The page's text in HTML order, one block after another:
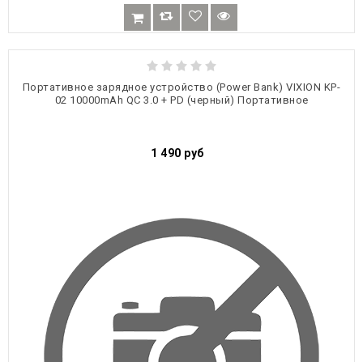
Портативное зарядное устройство (Power Bank) VIXION KP-
02 10000mAh QC 3.0 + PD (черный) Портативное
1 490 руб